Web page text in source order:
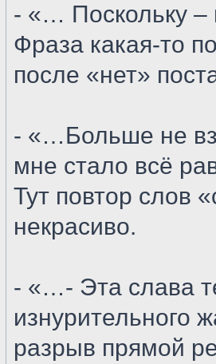
- «… Поскольку –
Фраза какая-то
после «нет»
- «…Больше не
мне стало всё
Тут повтор слов
некрасиво.
- «…- Эта слава
изнурительного
разрыв прямой